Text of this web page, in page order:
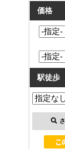
価格
駅徒歩